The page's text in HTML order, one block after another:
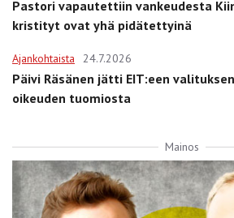
Pastori vapautettiin vankeudesta
kristityt ovat yhä pidätettyinä
Ajankohtaista 24.7.2026
Päivi Räsänen jätti EIT:een
oikeuden tuomiosta
Mainos